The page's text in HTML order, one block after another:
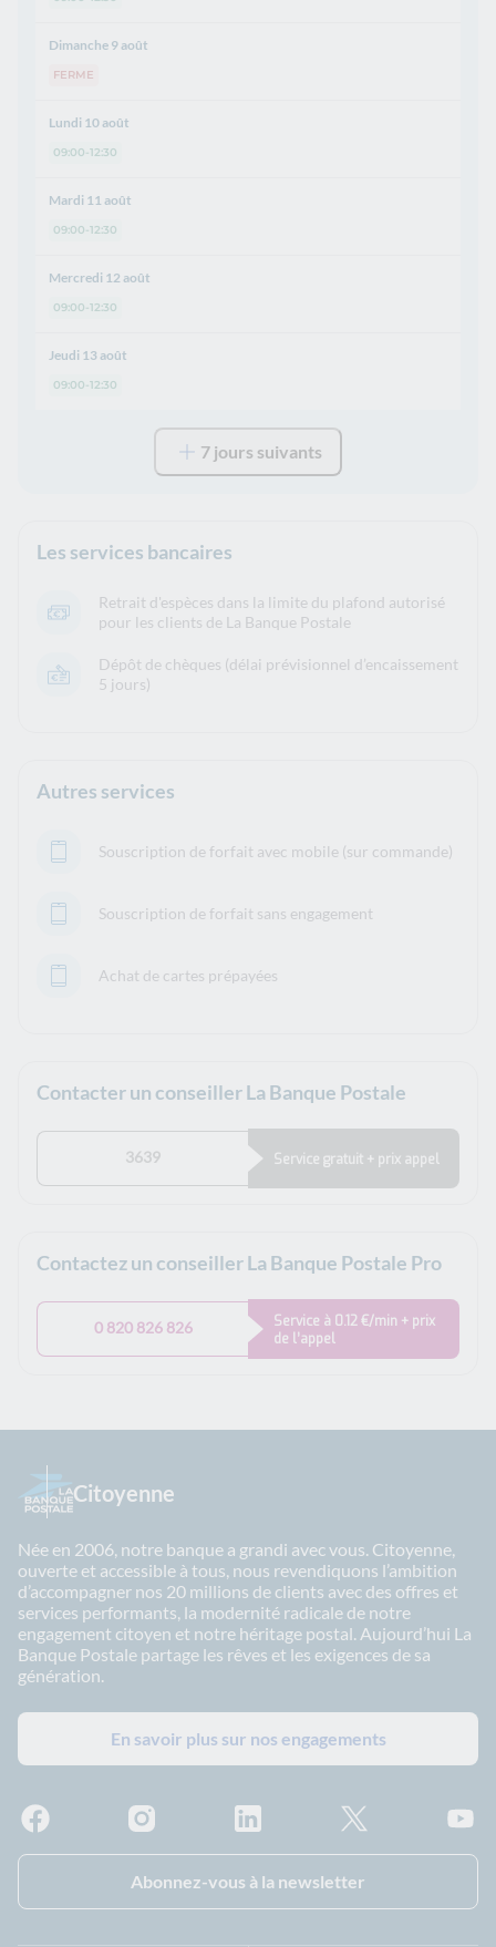
Dimanche 9 août
FERME
Lundi 10 août
09:00-12:30
Mardi 11 août
09:00-12:30
Mercredi 12 août
09:00-12:30
Jeudi 13 août
09:00-12:30
7 jours suivants
Les services bancaires
Retrait d'espèces dans la limite du plafond autorisé
pour les clients de La Banque Postale
Dépôt de chèques (délai prévisionnel d’encaissement
5 jours)
Autres services
Souscription de forfait avec mobile (sur commande)
Souscription de forfait sans engagement
Achat de cartes prépayées
Contacter un conseiller La Banque Postale
3639 Service gratuit + prix appel
Contactez un conseiller La Banque Postale Pro
0 820 826 826
Service à 0.12 €/min + prix
de l’appel
Citoyenne
Née en 2006, notre banque a grandi avec vous. Citoyenne,
ouverte et accessible à tous, nous revendiquons l’ambition
d’accompagner nos 20 millions de clients avec des offres et
services performants, la modernité radicale de notre
engagement citoyen et notre héritage postal. Aujourd’hui La
Banque Postale partage les rêves et les exigences de sa
génération.
En savoir plus sur nos engagements
Abonnez-vous à la newsletter